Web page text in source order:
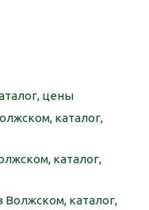
цены
каталог,
каталог,
Волжском, каталог,